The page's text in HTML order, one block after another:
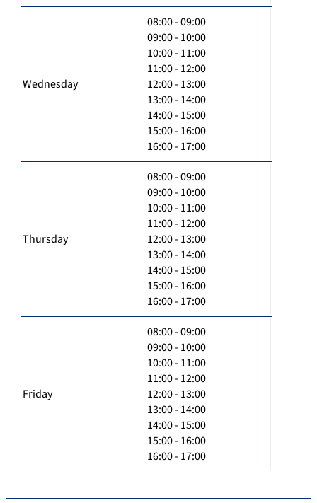
Wednesday
08:00 - 09:00
09:00 - 10:00
10:00 - 11:00
11:00 - 12:00
12:00 - 13:00
13:00 - 14:00
14:00 - 15:00
15:00 - 16:00
16:00 - 17:00
Thursday
08:00 - 09:00
09:00 - 10:00
10:00 - 11:00
11:00 - 12:00
12:00 - 13:00
13:00 - 14:00
14:00 - 15:00
15:00 - 16:00
16:00 - 17:00
Friday
08:00 - 09:00
09:00 - 10:00
10:00 - 11:00
11:00 - 12:00
12:00 - 13:00
13:00 - 14:00
14:00 - 15:00
15:00 - 16:00
16:00 - 17:00